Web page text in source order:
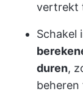
vertrekt
Schakel
duren,